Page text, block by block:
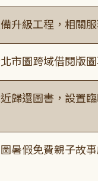
升級工程，相關
市圖跨域借閱版
歸還圖書，設置
暑假免費親子故